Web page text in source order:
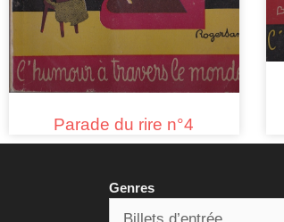
Parade du rire n°4
Genres